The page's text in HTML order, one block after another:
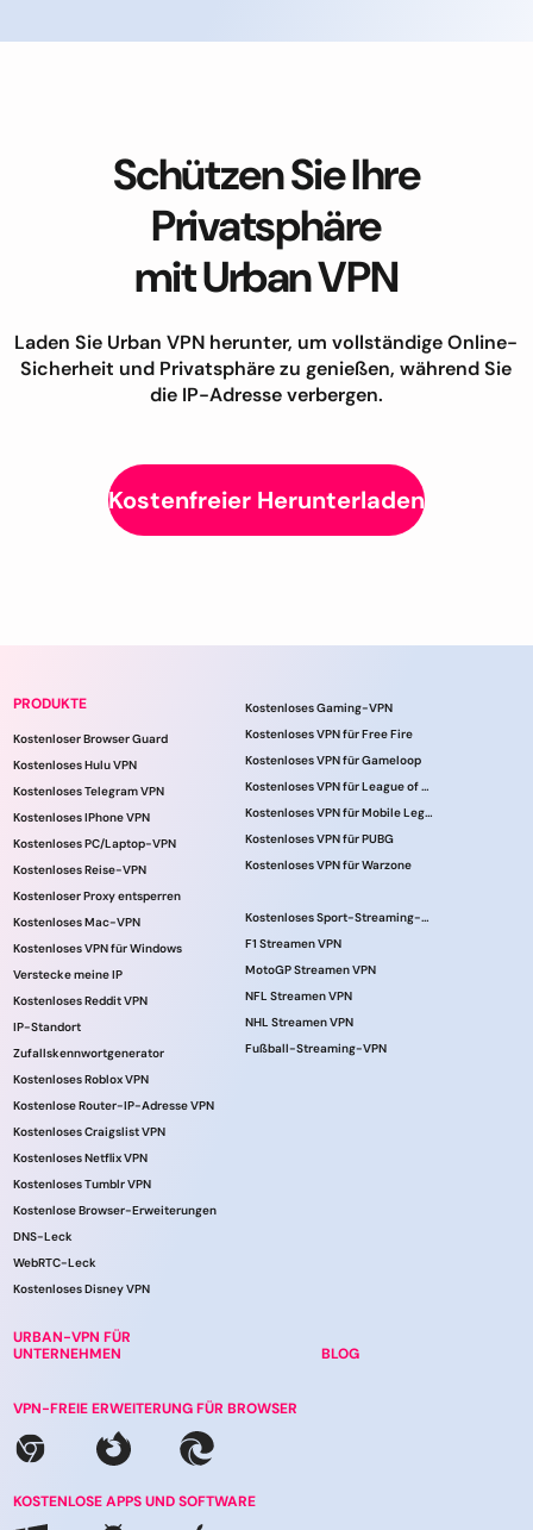
Schützen Sie Ihre
Privatsphäre
mit Urban VPN
Laden Sie Urban VPN herunter, um vollständige Online-
Sicherheit und Privatsphäre zu genießen, während Sie
die IP-Adresse verbergen.
Kostenfreier Herunterladen
PRODUKTE
Kostenloser Browser Guard
Kostenloses Hulu VPN
Kostenloses Telegram VPN
Kostenloses IPhone VPN
Kostenloses PC/Laptop-VPN
Kostenloses Reise-VPN
Kostenloser Proxy entsperren
Kostenloses Mac-VPN
Kostenloses VPN für Windows
Verstecke meine IP
Kostenloses Reddit VPN
IP-Standort
Zufallskennwortgenerator
Kostenloses Roblox VPN
Kostenlose Router-IP-Adresse VPN
Kostenloses Craigslist VPN
Kostenloses Netflix VPN
Kostenloses Tumblr VPN
Kostenlose Browser-Erweiterungen
DNS-Leck
WebRTC-Leck
Kostenloses Disney VPN
URBAN-VPN FÜR
UNTERNEHMEN
Kostenloses Gaming-VPN
Kostenloses VPN für Free Fire
Kostenloses VPN für Gameloop
Kostenloses VPN für League of Legends
Kostenloses VPN für Mobile Legends
Kostenloses VPN für PUBG
Kostenloses VPN für Warzone
Kostenloses Sport-Streaming-VPN
F1 Streamen VPN
MotoGP Streamen VPN
NFL Streamen VPN
NHL Streamen VPN
Fußball-Streaming-VPN
BLOG
VPN-FREIE ERWEITERUNG FÜR BROWSER
KOSTENLOSE APPS UND SOFTWARE